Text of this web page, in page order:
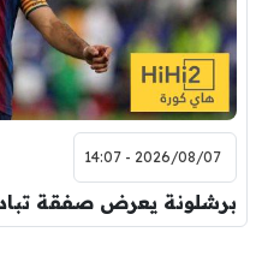
2026/08/07 - 14:07
برشلونة يعرض صفقة